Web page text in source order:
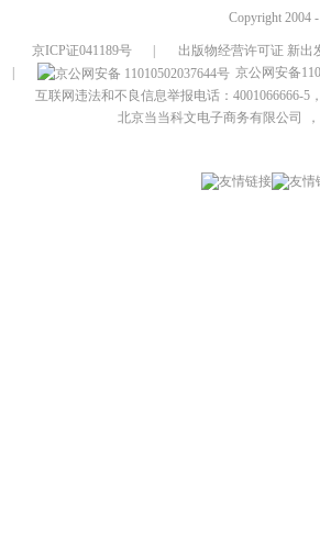
Copyright 2004
京ICP证041189号
出版物经营许可证 新出
京公网安备
互联网违法和不良信息举报电话：4001066666-5
北京当当科文电子商务有限公司